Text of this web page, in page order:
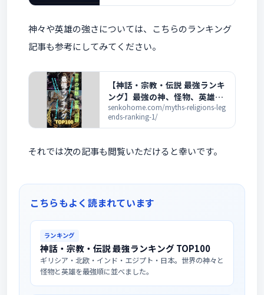
神々や英雄の強さについては、こちらのランキング
記事も参考にしてみてください。
【神話・宗教・伝説 最強ランキ
ング】最強の神、怪物、英雄が
この一冊を読めば全部分かる！
senkohome.com/myths-religions-leg
ends-ranking-1/
それでは次の記事も閲覧いただけると幸いです。
こちらもよく読まれています
ランキング
神話・宗教・伝説 最強ランキング TOP100
ギリシア・北欧・インド・エジプト・日本。世界の神々と
怪物と英雄を最強順に並べました。